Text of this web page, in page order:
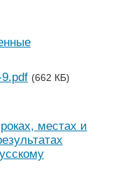
(662 КБ)
местах и